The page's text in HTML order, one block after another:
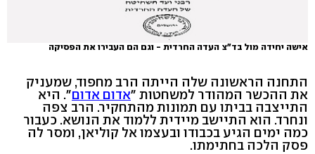
אישה יחידה מול בד"צ העדה החרדית - וגם הם העבירו את הפסיקה
התחנה הראשונה שלה הייתה הרב מחפוד, שמעניק
את ההכשר המהודר למשחטות "אדום אדום". היא
התייצבה בביתו עם תמונות מהתחקיר. הרב צפה
ונחרד. הוא התיישב מיידית ללמוד את הנושא. כעבור
כמה ימים הגיע בכבודו ובעצמו אל קוליאן, ומסר לה
פסק הלכה בחתימתו.